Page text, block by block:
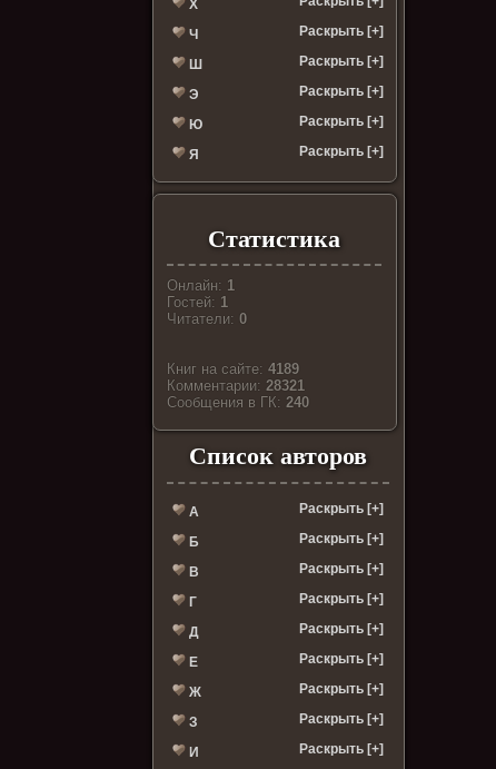
Х
Ч Раскрыть [+]
Ш Раскрыть [+]
Э Раскрыть [+]
Ю Раскрыть [+]
Я Раскрыть [+]
Статистика
Онлайн: 1
Гостей: 1
Читатели: 0
Книг на сайте: 4189
Комментарии: 28321
Cообщения в ГК: 240
Список авторов
А Раскрыть [+]
Б Раскрыть [+]
В Раскрыть [+]
Г Раскрыть [+]
Д Раскрыть [+]
Е Раскрыть [+]
Ж Раскрыть [+]
З Раскрыть [+]
И Раскрыть [+]